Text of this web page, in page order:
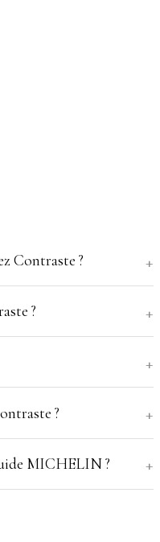
Contraste ?
?
?
MICHELIN ?